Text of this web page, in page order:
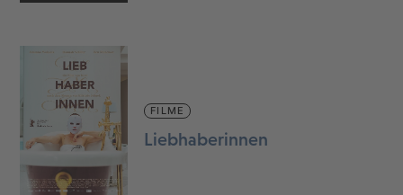
FILME
Liebhaberinnen